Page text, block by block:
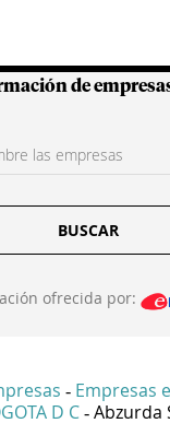
de
BUSCAR
ofrecida por:
- Empresas
D C - Abzurda